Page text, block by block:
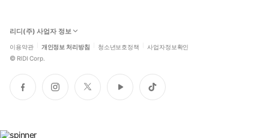
리디(주) 사업자 정보
이용약관 개인정보 처리방침 청소년보호정책 사업자정보확인
© RIDI Corp.
페
이
인
스
트
위
유
튜
틱
톡